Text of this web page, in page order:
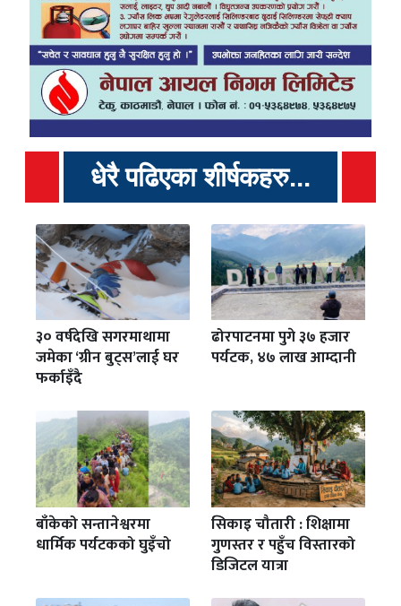
धेरै पढिएका शीर्षकहरु...
३० वर्षदेखि सगरमाथामा
जमेका ‘ग्रीन बुट्स’लाई घर
फर्काइँदै
ढोरपाटनमा पुगे ३७ हजार
पर्यटक, ४७ लाख आम्दानी
बाँकेको सन्तानेश्वरमा
धार्मिक पर्यटकको घुइँचो
सिकाइ चौतारी : शिक्षामा
गुणस्तर र पहुँच विस्तारको
डिजिटल यात्रा